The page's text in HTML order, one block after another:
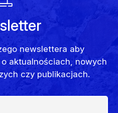
newslettera aby
aktualnościach, nowych
czy publikacjach.